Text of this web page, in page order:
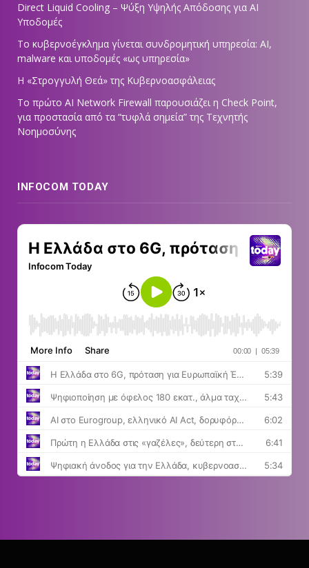
Direct Liquid Cooling – Ψύξη Υψηλής Απόδοσης για AI
Υποδομές
Το κυβερνοέγκλημα γίνεται συνδρομητική υπηρεσία: AI,
malware και υποδομές «ως υπηρεσία»
Η «Στρογγυλή Θεά» της Κυβερνοασφάλειας
Tο πρώτο AI Network Firewall παρουσιάζει η Check Point,
για προστασία από τα “τυφλά σημεία” της Τεχνητής
Νοημοσύνης
INFOCOM TODAY